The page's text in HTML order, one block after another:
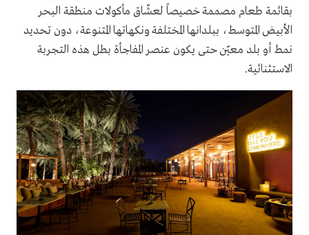
بقائمة طعام مصممة خصيصاً لعشّاق مأكولات منطقة البحر
الأبيض المتوسط، ببلدانها المختلفة ونكهاتها المتنوعة، دون تحديد
نمط أو بلد معيّن حتى يكون عنصر المفاجأة بطل هذه التجربة
الاستثنائية.